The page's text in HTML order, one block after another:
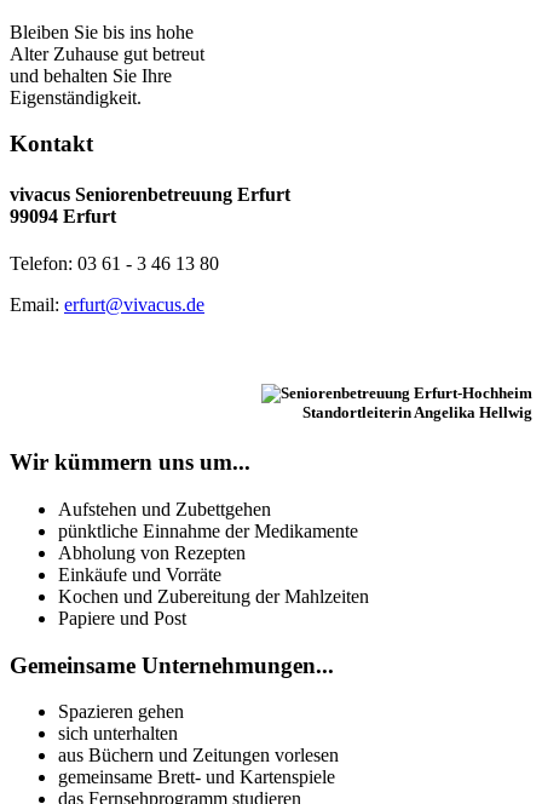
Bleiben Sie bis ins hohe
Alter Zuhause gut betreut
und behalten Sie Ihre
Eigenständigkeit.
Kontakt
vivacus Seniorenbetreuung Erfurt
99094 Erfurt
Telefon: 03 61 - 3 46 13 80
Email: erfurt@vivacus.de
Standortleiterin Angelika Hellwig
Wir kümmern uns um...
Aufstehen und Zubettgehen
pünktliche Einnahme der Medikamente
Abholung von Rezepten
Einkäufe und Vorräte
Kochen und Zubereitung der Mahlzeiten
Papiere und Post
Gemeinsame Unternehmungen...
Spazieren gehen
sich unterhalten
aus Büchern und Zeitungen vorlesen
gemeinsame Brett- und Kartenspiele
das Fernsehprogramm studieren